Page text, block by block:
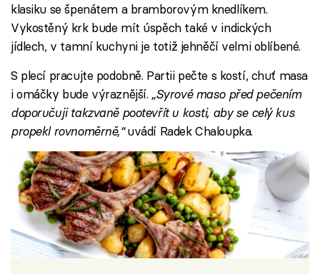
klasiku se špenátem a bramborovým knedlíkem.
Vykostěný krk bude mít úspěch také v indických
jídlech, v tamní kuchyni je totiž jehněčí velmi oblíbené.
S plecí pracujte podobně. Partii pečte s kostí, chuť masa
i omáčky bude výraznější. „Syrové maso před pečením
doporučuji takzvaně pootevřít u kosti, aby se celý kus
propekl rovnoměrně,“uvádí Radek Chaloupka.